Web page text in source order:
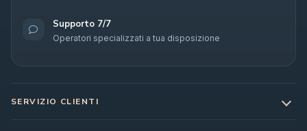
Supporto 7/7
Operatori specializzati a tua disposizione
SERVIZIO CLIENTI